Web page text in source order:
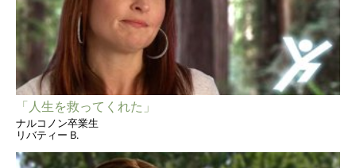
「人生を救ってくれた」
ナルコノン卒業生
リバティー B.